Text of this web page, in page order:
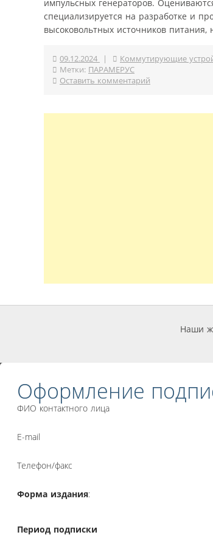
импульсных генераторов.
специализируется на разработке и
высоковольтных источников питания,
09.12.2024 | Коммутирующие
Метки: ПАРАМЕРУС
Оставить комментарий
Наши
Оформление
ФИО контактного лица
E-mail
Телефон/факс
Форма издания:
Период подписки